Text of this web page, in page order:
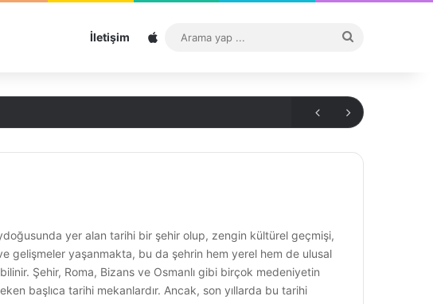
İletişim Sitemap
...
yer alan tarihi bir şehir olup, zengin kültürel geçmişi,
gelişmeler yaşanmakta, bu da şehrin hem yerel hem de ulusal
Şehir, Roma, Bizans ve Osmanlı gibi birçok medeniyetin
başlıca tarihi mekanlardır. Ancak, son yıllarda bu tarihi